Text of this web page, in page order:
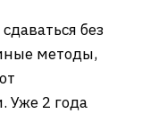
без
методы,
Уже 2 года